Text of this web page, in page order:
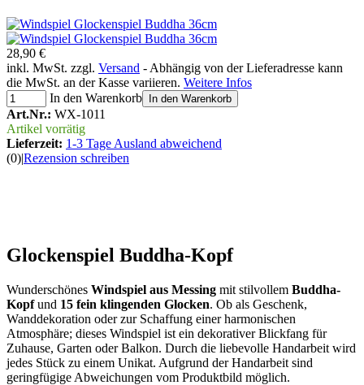
28,90 €
inkl. MwSt. zzgl. Versand - Abhängig von der Lieferadresse kann
die MwSt. an der Kasse variieren. Weitere Infos
In den Warenkorb
In den Warenkorb
Art.Nr.: WX-1011
Artikel vorrätig
Lieferzeit: 1-3 Tage Ausland abweichend
(0)|Rezension schreiben
Glockenspiel Buddha-Kopf
Wunderschönes Windspiel aus Messing mit stilvollem Buddha-
Kopfund 15 fein klingenden Glocken. Ob als Geschenk,
Wanddekoration oder zur Schaffung einer harmonischen
Atmosphäre; dieses Windspiel ist ein dekorativer Blickfang für
Zuhause, Garten oder Balkon. Durch die liebevolle Handarbeit wird
jedes Stück zu einem Unikat. Aufgrund der Handarbeit sind
geringfügige Abweichungen vom Produktbild möglich.